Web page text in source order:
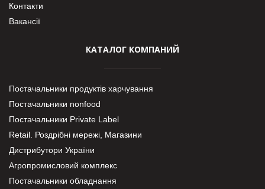
Контакти
Вакансії
КАТАЛОГ КОМПАНИЙ
Постачальники продуктів харчування
Постачальники nonfood
Постачальники Private Label
Retail. Роздрібні мережі, Магазини
Дистрибутори України
Агропромисловий комплекс
Постачальники обладнання